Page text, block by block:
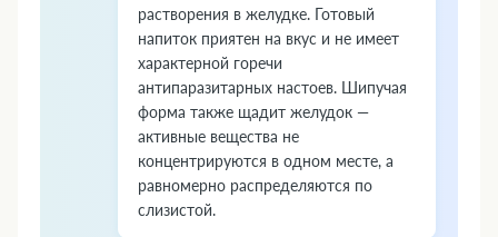
растворения в желудке. Готовый
напиток приятен на вкус и не имеет
характерной горечи
антипаразитарных настоев. Шипучая
форма также щадит желудок —
активные вещества не
концентрируются в одном месте, а
равномерно распределяются по
слизистой.